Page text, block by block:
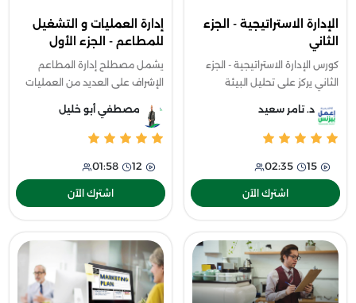
الإدارة الاستراتيجية - الجزء
الثاني
كورس الإدارة الاستراتيجية - الجزء
الثاني يركز على تحليل البيئة
وثقافة المنظمة، ويشرح أهمية
الميزة التنافسية وأهداف الشركة
د. تامر سعيد
15
02:35
اشترك الآن
إدارة العمليات و التشغيل
للمطاعم - الجزء الأول
يشمل مصطلح إدارة المطاعم
الإشراف على العديد من العمليات
فمن خلال دورة إدارة العمليات و
التشغيل للمطاعم - الجزء الأول
مصطفي أبو خليل
12
01:58
اشترك الآن